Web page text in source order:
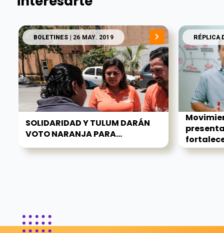
BOLETINES| 26 MAY. 2019
SOLIDARIDAD Y TULUM DARÁN
VOTO NARANJA PARA...
RÉPLICA